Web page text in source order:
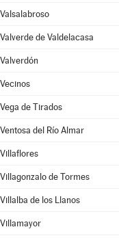
Valsalabroso
Valverde de Valdelacasa
Valverdón
Vecinos
Vega de Tirados
Ventosa del Río Almar
Villaflores
Villagonzalo de Tormes
Villalba de los Llanos
Villamayor